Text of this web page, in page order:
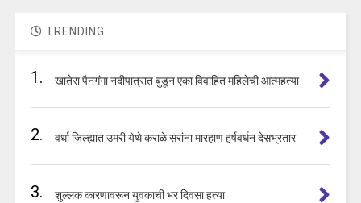
TRENDING
1. खातेरा पैनगंगा नदीपात्रात बुडून एका विवाहित महिलेची आत्महत्या
2. वर्धा जिल्ह्यात उमरी येथे कराळे सरांना मारहाण हर्षवर्धन देसभ्रतार
3. शुल्लक कारणावरून युवकाची भर दिवसा हत्या